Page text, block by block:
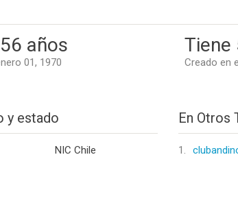
años
01, 1970
Tiene
Creado en
y estado
NIC Chile
En Otros
1.